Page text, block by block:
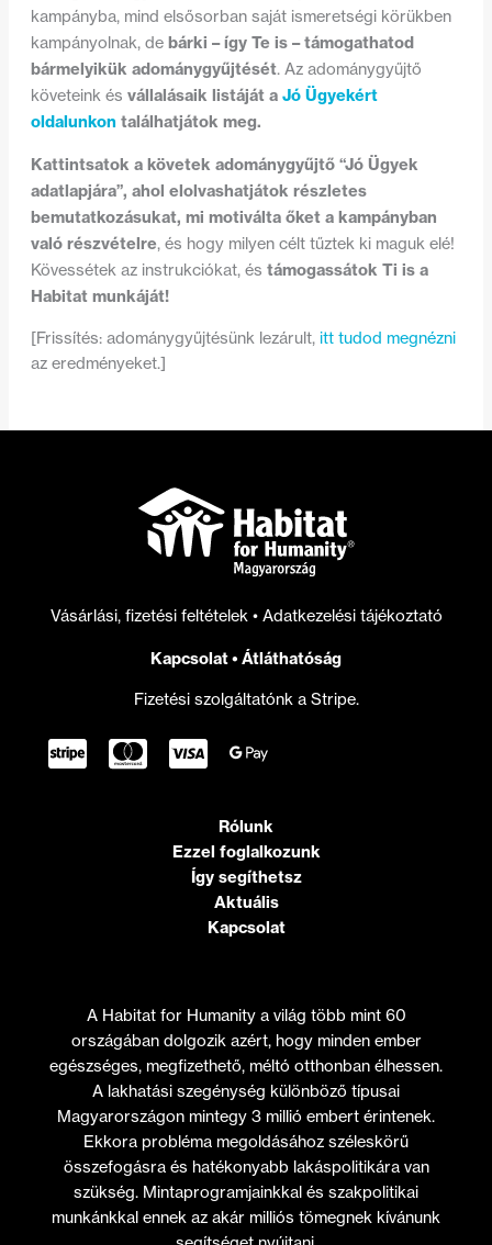
kampányba, mind elsősorban saját ismeretségi körükben
kampányolnak, de bárki – így Te is – támogathatod
bármelyikük adománygyűjtését. Az adománygyűjtő
követeink és vállalásaik listáját a Jó Ügyekért
oldalunkon találhatjátok meg.
Kattintsatok a követek adománygyűjtő “Jó Ügyek
adatlapjára”, ahol elolvashatjátok részletes
bemutatkozásukat, mi motiválta őket a kampányban
való részvételre, és hogy milyen célt tűztek ki maguk elé!
Kövessétek az instrukciókat, és támogassátok Ti is a
Habitat munkáját!
[Frissítés: adománygyűjtésünk lezárult, itt tudod megnézni
az eredményeket.]
Vásárlási, fizetési feltételek • Adatkezelési tájékoztató
Kapcsolat• Átláthatóság
Fizetési szolgáltatónk a Stripe.
Rólunk
Ezzel foglalkozunk
Így segíthetsz
Aktuális
Kapcsolat
A Habitat for Humanity a világ több mint 60
országában dolgozik azért, hogy minden ember
egészséges, megfizethető, méltó otthonban élhessen.
A lakhatási szegénység különböző típusai
Magyarországon mintegy 3 millió embert érintenek.
Ekkora probléma megoldásához széleskörű
összefogásra és hatékonyabb lakáspolitikára van
szükség. Mintaprogramjainkkal és szakpolitikai
munkánkkal ennek az akár milliós tömegnek kívánunk